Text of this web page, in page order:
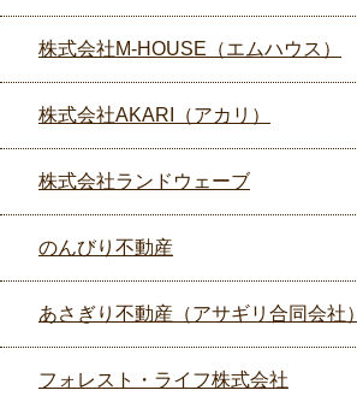
株式会社M-HOUSE（エムハウス）
株式会社AKARI（アカリ）
株式会社ランドウェーブ
のんびり不動産
あさぎり不動産（アサギリ合同会社）
フォレスト・ライフ株式会社